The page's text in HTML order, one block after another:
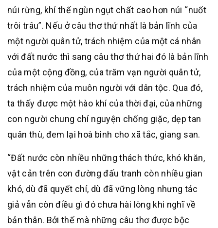
núi rừng, khí thế ngùn ngụt chất cao hơn núi “nuốt
trôi trâu”. Nếu ở câu thơ thứ nhất là bản lĩnh của
một người quân tử, trách nhiệm của một cá nhân
với đất nước thì sang câu thơ thứ hai đó là bản lĩnh
của một cộng đồng, của trăm vạn người quân tử,
trách nhiệm của muôn người với dân tộc. Qua đó,
ta thấy được một hào khí của thời đại, của những
con người chung chí nguyện chống giặc, dẹp tan
quân thù, đem lại hoà bình cho xã tắc, giang san.
“Đất nước còn nhiều những thách thức, khó khăn,
vật cản trên con đường đấu tranh còn nhiều gian
khó, dù đã quyết chí, dù đã vững lòng nhưng tác
giả vẫn còn điều gì đó chưa hài lòng khi nghĩ về
bản thân. Bởi thế mà những câu thơ được bộc